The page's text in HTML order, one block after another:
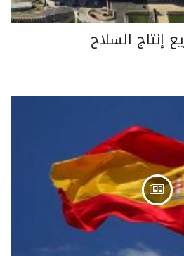
إنتاج السلاح